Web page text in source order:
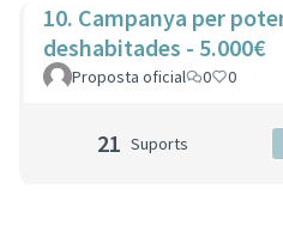
10. Campanya per
deshabitades - 5.000€
Proposta oficial 0 0
21 Suports